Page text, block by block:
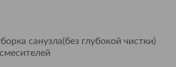
санузла(без глубокой чистки)